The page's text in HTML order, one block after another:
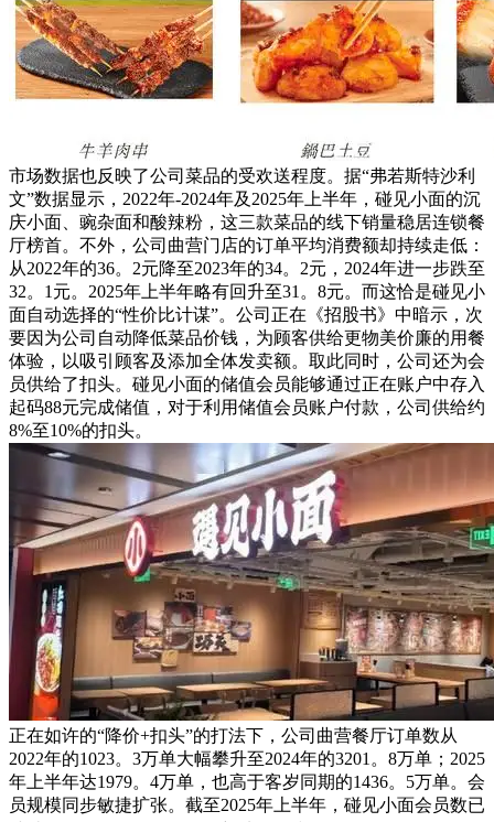
市场数据也反映了公司菜品的受欢送程度。据“弗若斯特沙利
文”数据显示，2022年-2024年及2025年上半年，碰见小面的沉
庆小面、豌杂面和酸辣粉，这三款菜品的线下销量稳居连锁餐
厅榜首。不外，公司曲营门店的订单平均消费额却持续走低：
从2022年的36。2元降至2023年的34。2元，2024年进一步跌至
32。1元。2025年上半年略有回升至31。8元。而这恰是碰见小
面自动选择的“性价比计谋”。公司正在《招股书》中暗示，次
要因为公司自动降低菜品价钱，为顾客供给更物美价廉的用餐
体验，以吸引顾客及添加全体发卖额。取此同时，公司还为会
员供给了扣头。碰见小面的储值会员能够通过正在账户中存入
起码88元完成储值，对于利用储值会员账户付款，公司供给约
8%至10%的扣头。
正在如许的“降价+扣头”的打法下，公司曲营餐厅订单数从
2022年的1023。3万单大幅攀升至2024年的3201。8万单；2025
年上半年达1979。4万单，也高于客岁同期的1436。5万单。会
员规模同步敏捷扩张。截至2025年上半年，碰见小面会员数已